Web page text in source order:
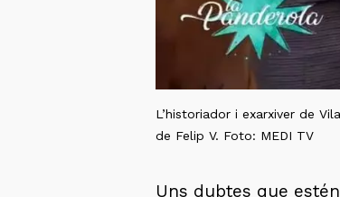
L’historiador i exarxiver de
de Felip V. Foto: MEDI TV
Uns dubtes que